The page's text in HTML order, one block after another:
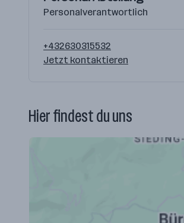
Personalverantwortlich
+432630315532
Jetzt kontaktieren
Hier findest du uns